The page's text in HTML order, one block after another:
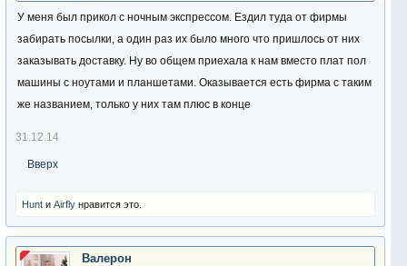
У меня был прикол с ночным экспрессом. Ездил туда от фирмы
забирать посылки, а один раз их было много что пришлось от них
заказывать доставку. Ну во общем приехала к нам вместо плат пол
машины с ноутами и планшетами. Оказывается есть фирма с таким
же названием, только у них там плюс в конце
31.12.14
Вверх
Hunt и Airfly нравится это.
Валерон